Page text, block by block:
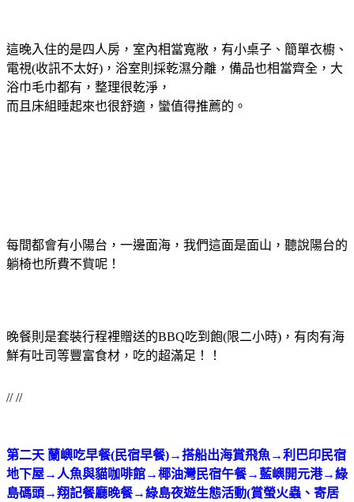
這晚入住的是四人房，室內相當寬敞，有小桌子、簡單衣櫥、
電視(收訊不太好)，浴室則採乾濕分離，備品也相當齊全，大
浴巾毛巾都有，整理很乾淨，
而且床組睡起來也很舒適，蠻值得推薦的。
每間都會有小陽台，一邊面海，我們這面是面山，聽說陽台的
躺椅也所費不貲呢！
晚餐則是套裝行程裡贈送的BBQ吃到飽(限二小時)，有肉有海
鮮有吐司等豐富食材，吃的超滿足！！
// //
第二天 蘭嶼吃早餐(民宿早餐)→搭船出海賞飛魚→利巴印民宿
地下屋→人魚與貓咖啡館→椰油灣民宿午餐→藍嶼開元港→綠
島碼頭→翔記餐廳晚餐→綠島夜遊生態活動(賞螢火蟲、寄居